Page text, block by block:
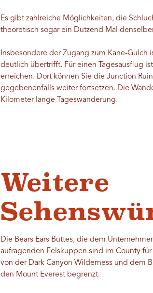
Es gibt zahlreiche Möglichkeiten, die
theoretisch sogar ein Dutzend Mal
Insbesondere der Zugang zum Kane-
deutlich übertrifft. Für einen Tagesausflug
erreichen. Dort können Sie die Junction
gegebenenfalls weiter fortsetzen. Die
Kilometer lange Tageswanderung.
Weitere
Die Bears Ears Buttes, die dem
aufragenden Felskuppen sind im County
von der Dark Canyon Wilderness und dem
den Mount Everest begrenzt.